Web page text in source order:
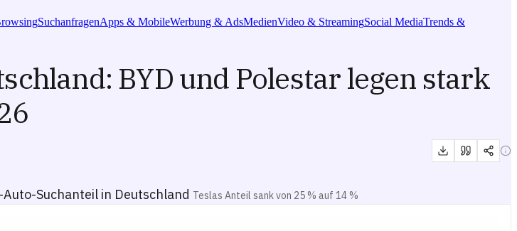
SuchanfragenApps & MobileWerbung & AdsMedienVideo & StreamingSocial MediaTrends &
BYD und Polestar legen stark
Suchanteil in Deutschland Teslas Anteil sank von 25 % auf 14 %